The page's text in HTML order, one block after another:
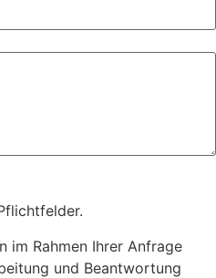
im Rahmen Ihrer Anfrage
und Beantwortung